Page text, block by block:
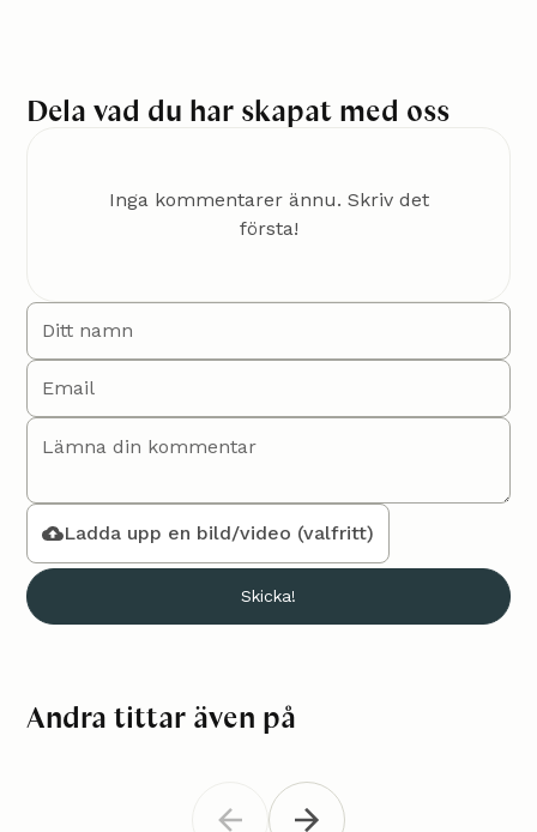
Dela vad du har skapat med oss
Inga kommentarer ännu. Skriv det
första!
Ladda upp en bild/video (valfritt)
Andra tittar även på
Virkad solhatt "Märta"
Virkad hatt för barn & vuxen